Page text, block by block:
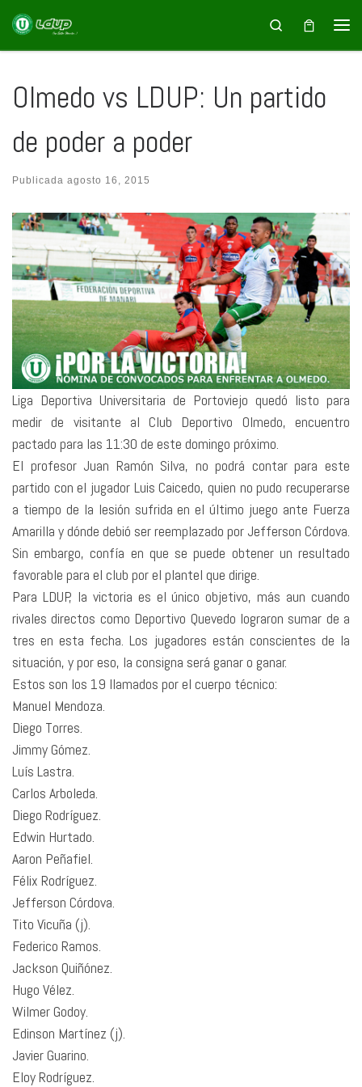
Saltar al contenido Search
Olmedo vs LDUP: Un partido
de poder a poder
Publicada agosto 16, 2015
Liga Deportiva Universitaria de Portoviejo quedó listo para
medir de visitante al Club Deportivo Olmedo, encuentro
pactado para las 11:30 de este domingo próximo.
El profesor Juan Ramón Silva, no podrá contar para este
partido con el jugador Luis Caicedo, quien no pudo recuperarse
a tiempo de la lesión sufrida en el último juego ante Fuerza
Amarilla y dónde debió ser reemplazado por Jefferson Córdova.
Sin embargo, confía en que se puede obtener un resultado
favorable para el club por el plantel que dirige.
Para LDUP, la victoria es el único objetivo, más aun cuando
rivales directos como Deportivo Quevedo lograron sumar de a
tres en esta fecha. Los jugadores están conscientes de la
situación, y por eso, la consigna será ganar o ganar.
Estos son los 19 llamados por el cuerpo técnico:
Manuel Mendoza.
Diego Torres.
Jimmy Gómez.
Luís Lastra.
Carlos Arboleda.
Diego Rodríguez.
Edwin Hurtado.
Aaron Peñafiel.
Félix Rodríguez.
Jefferson Córdova.
Tito Vicuña (j).
Federico Ramos.
Jackson Quiñónez.
Hugo Vélez.
Wilmer Godoy.
Edinson Martínez (j).
Javier Guarino.
Eloy Rodríguez.